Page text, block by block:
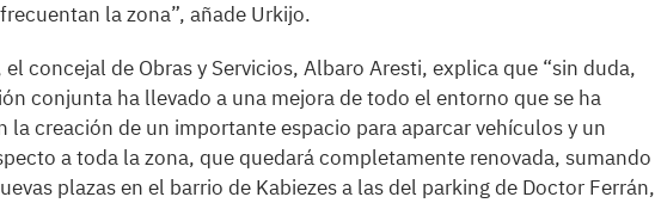
la zona”, añade Urkijo.
concejal de Obras y Servicios, Albaro Aresti, explica que “sin duda,
conjunta ha llevado a una mejora de todo el entorno que se ha
la creación de un importante espacio para aparcar vehículos y un
a toda la zona, que quedará completamente renovada, sumando
plazas en el barrio de Kabiezes a las del parking de Doctor Ferrán,